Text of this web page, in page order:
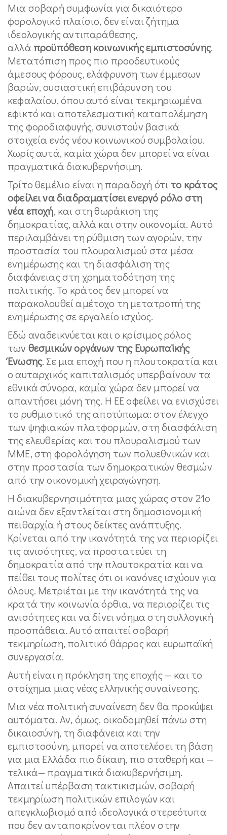
Μια σοβαρή συμφωνία για δικαιότερο
φορολογικό πλαίσιο, δεν είναι ζήτημα
ιδεολογικής αντιπαράθεσης,
αλλά προϋπόθεση κοινωνικής εμπιστοσύνης.
Μετατόπιση προς πιο προοδευτικούς
άμεσους φόρους, ελάφρυνση των έμμεσων
βαρών, ουσιαστική επιβάρυνση του
κεφαλαίου, όπου αυτό είναι τεκμηριωμένα
εφικτό και αποτελεσματική καταπολέμηση
της φοροδιαφυγής, συνιστούν βασικά
στοιχεία ενός νέου κοινωνικού συμβολαίου.
Χωρίς αυτά, καμία χώρα δεν μπορεί να είναι
πραγματικά διακυβερνήσιμη.
Τρίτο θεμέλιο είναι η παραδοχή ότι το κράτος
οφείλει να διαδραματίσει ενεργό ρόλο στη
νέα εποχή, και στη θωράκιση της
δημοκρατίας, αλλά και στην οικονομία. Αυτό
περιλαμβάνει τη ρύθμιση των αγορών, την
προστασία του πλουραλισμού στα μέσα
ενημέρωσης και τη διασφάλιση της
διαφάνειας στη χρηματοδότηση της
πολιτικής. Το κράτος δεν μπορεί να
παρακολουθεί αμέτοχο τη μετατροπή της
ενημέρωσης σε εργαλείο ισχύος.
Εδώ αναδεικνύεται και ο κρίσιμος ρόλος
των θεσμικών οργάνων της Ευρωπαϊκής
Ένωσης. Σε μια εποχή που η πλουτοκρατία και
ο αυταρχικός καπιταλισμός υπερβαίνουν τα
εθνικά σύνορα, καμία χώρα δεν μπορεί να
απαντήσει μόνη της. Η ΕΕ οφείλει να ενισχύσει
το ρυθμιστικό της αποτύπωμα: στον έλεγχο
των ψηφιακών πλατφορμών, στη διασφάλιση
της ελευθερίας και του πλουραλισμού των
ΜΜΕ, στη φορολόγηση των πολυεθνικών και
στην προστασία των δημοκρατικών θεσμών
από την οικονομική χειραγώγηση.
Η διακυβερνησιμότητα μιας χώρας στον 21ο
αιώνα δεν εξαντλείται στη δημοσιονομική
πειθαρχία ή στους δείκτες ανάπτυξης.
Κρίνεται από την ικανότητά της να περιορίζει
τις ανισότητες, να προστατεύει τη
δημοκρατία από την πλουτοκρατία και να
πείθει τους πολίτες ότι οι κανόνες ισχύουν για
όλους. Μετριέται με την ικανότητά της να
κρατά την κοινωνία όρθια, να περιορίζει τις
ανισότητες και να δίνει νόημα στη συλλογική
προσπάθεια. Αυτό απαιτεί σοβαρή
τεκμηρίωση, πολιτικό θάρρος και ευρωπαϊκή
συνεργασία.
Αυτή είναι η πρόκληση της εποχής — και το
στοίχημα μιας νέας ελληνικής συναίνεσης.
Μια νέα πολιτική συναίνεση δεν θα προκύψει
αυτόματα. Αν, όμως, οικοδομηθεί πάνω στη
δικαιοσύνη, τη διαφάνεια και την
εμπιστοσύνη, μπορεί να αποτελέσει τη βάση
για μια Ελλάδα πιο δίκαιη, πιο σταθερή και —
τελικά— πραγματικά διακυβερνήσιμη.
Απαιτεί υπέρβαση τακτικισμών, σοβαρή
τεκμηρίωση πολιτικών επιλογών και
απεγκλωβισμό από ιδεολογικά στερεότυπα
που δεν ανταποκρίνονται πλέον στην